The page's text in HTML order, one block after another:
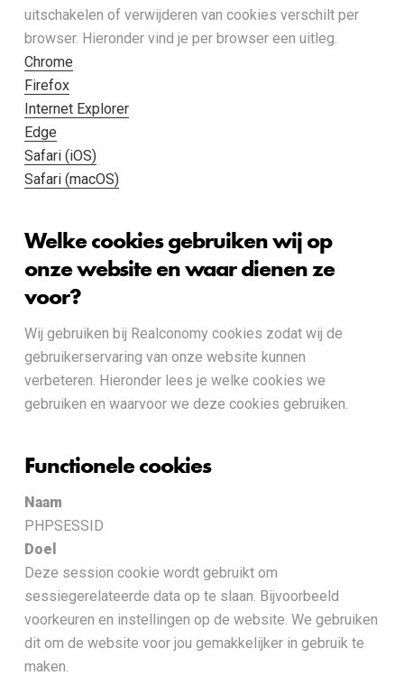
uitschakelen of verwijderen van cookies verschilt per
browser. Hieronder vind je per browser een uitleg.
Chrome
Firefox
Internet Explorer
Edge
Safari (iOS)
Safari (macOS)
Welke cookies gebruiken wij op
onze website en waar dienen ze
voor?
Wij gebruiken bij Realconomy cookies zodat wij de
gebruikerservaring van onze website kunnen
verbeteren. Hieronder lees je welke cookies we
gebruiken en waarvoor we deze cookies gebruiken.
Functionele cookies
Naam
PHPSESSID
Doel
Deze session cookie wordt gebruikt om
sessiegerelateerde data op te slaan. Bijvoorbeeld
voorkeuren en instellingen op de website. We gebruiken
dit om de website voor jou gemakkelijker in gebruik te
maken.